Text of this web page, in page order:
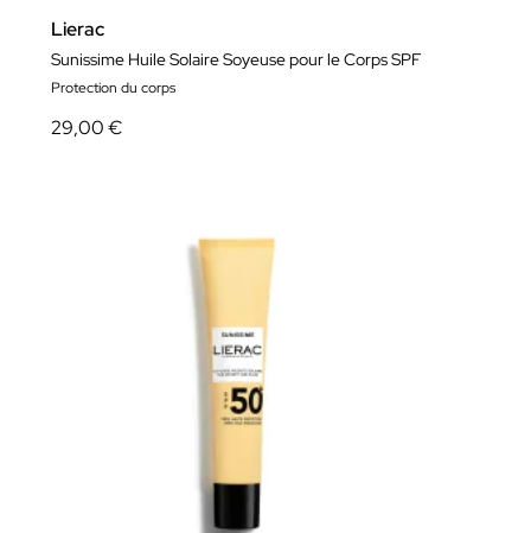
Lierac
Sunissime Huile Solaire Soyeuse pour le Corps SPF
Protection du corps
29,00 €